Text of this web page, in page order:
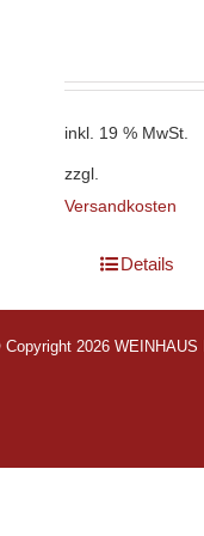
inkl. 19 % MwSt.
zzgl.
Versandkosten
Details
2026